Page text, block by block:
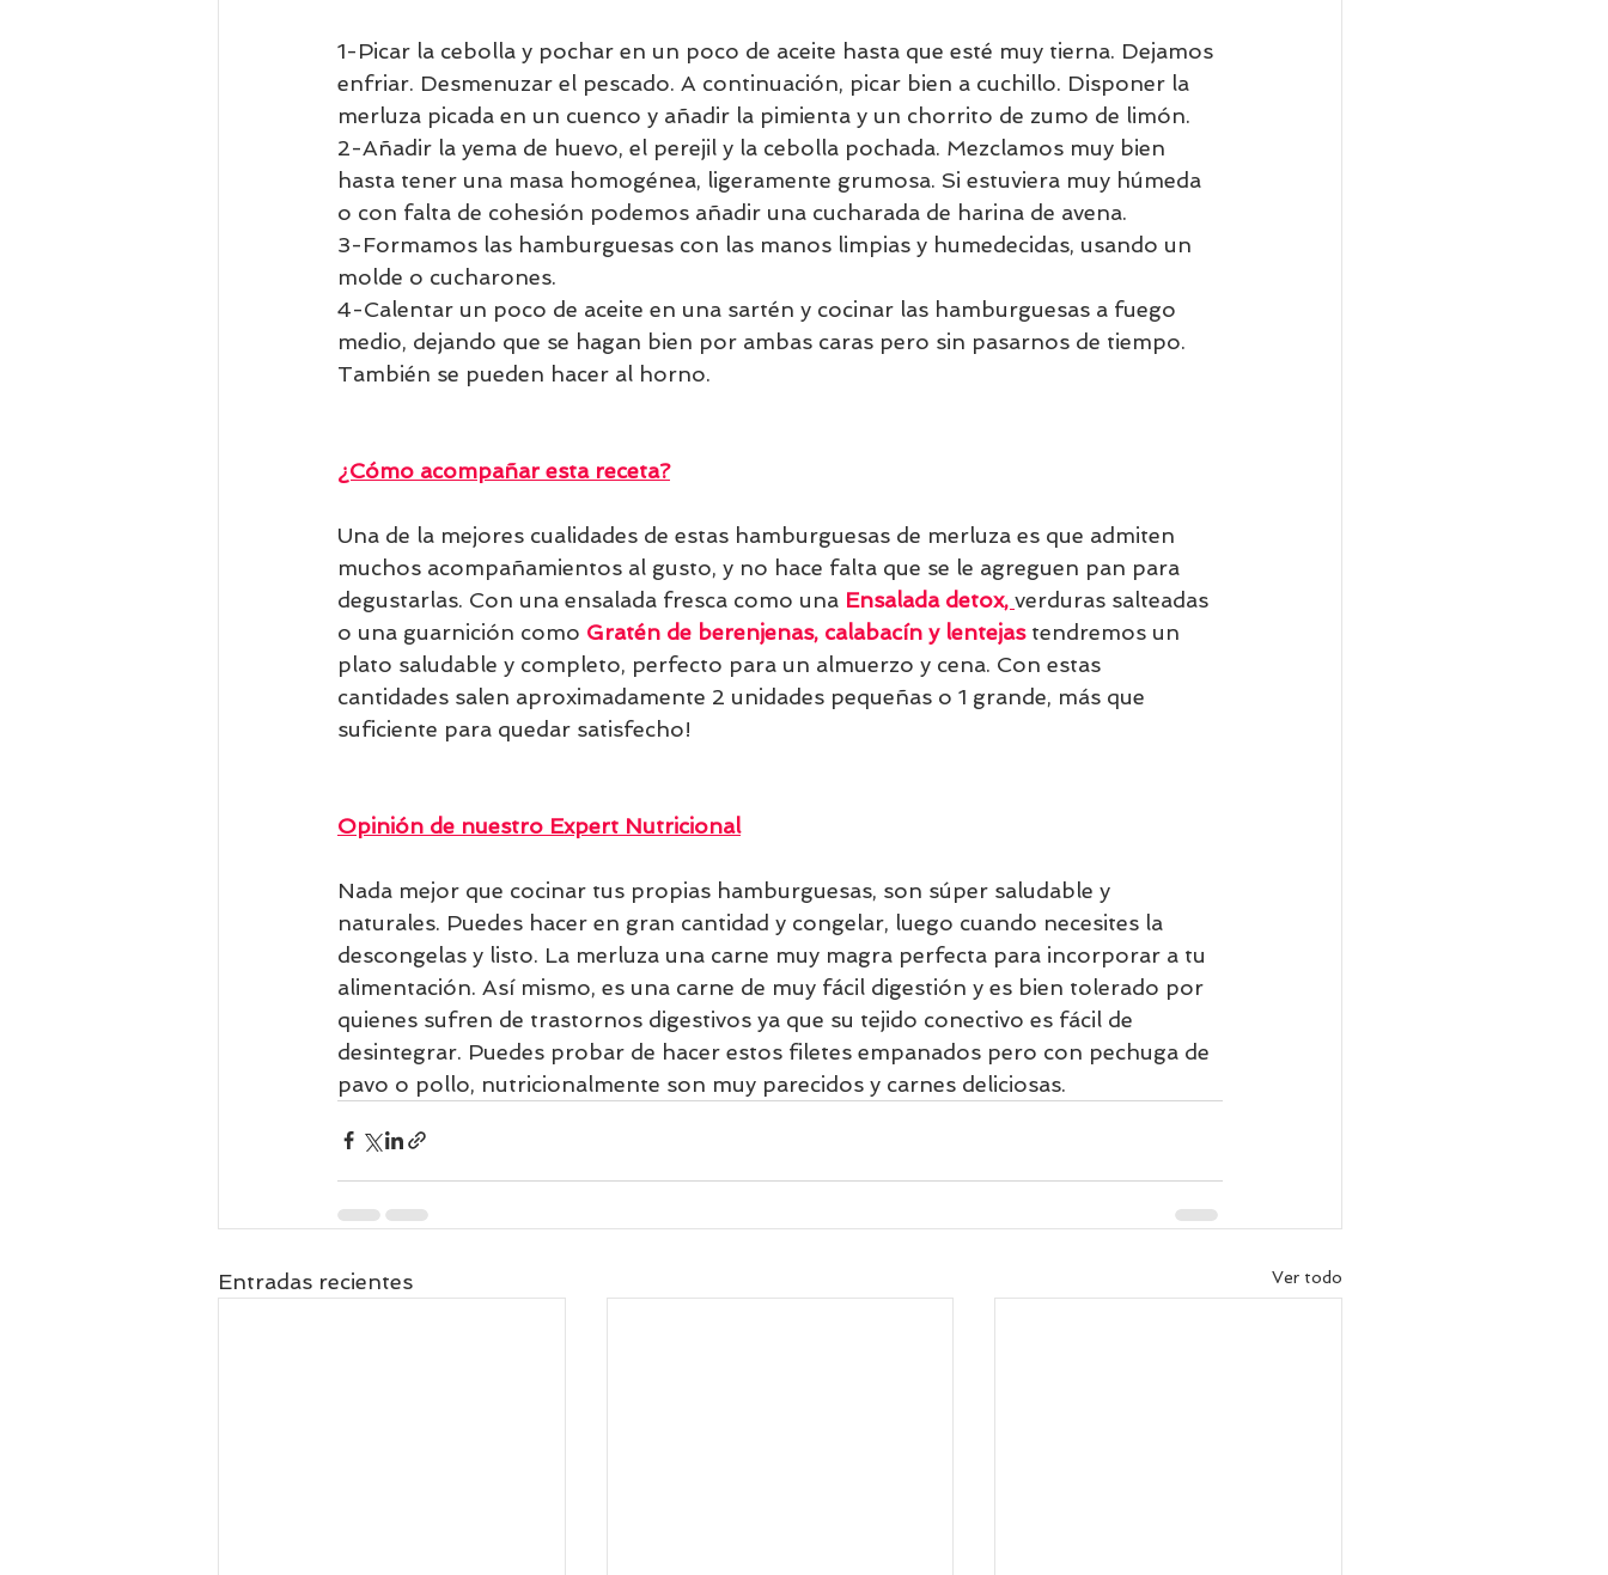
1-Picar la cebolla y pochar en un poco de aceite hasta que esté muy tierna. Dejamos
enfriar. Desmenuzar el pescado. A continuación, picar bien a cuchillo. Disponer la
merluza picada en un cuenco y añadir la pimienta y un chorrito de zumo de limón.
2-Añadir la yema de huevo, el perejil y la cebolla pochada. Mezclamos muy bien
hasta tener una masa homogénea, ligeramente grumosa. Si estuviera muy húmeda
o con falta de cohesión podemos añadir una cucharada de harina de avena.
3-Formamos las hamburguesas con las manos limpias y humedecidas, usando un
molde o cucharones.
4-Calentar un poco de aceite en una sartén y cocinar las hamburguesas a fuego
medio, dejando que se hagan bien por ambas caras pero sin pasarnos de tiempo.
También se pueden hacer al horno.
¿Cómo acompañar esta receta?
Una de la mejores cualidades de estas hamburguesas de merluza es que admiten
muchos acompañamientos al gusto, y no hace falta que se le agreguen pan para
degustarlas. Con una ensalada fresca como una Ensalada detox, verduras salteadas
o una guarnición como Gratén de berenjenas, calabacín y lentejas tendremos un
plato saludable y completo, perfecto para un almuerzo y cena. Con estas
cantidades salen aproximadamente 2 unidades pequeñas o 1 grande, más que
suficiente para quedar satisfecho!
Opinión de nuestro Expert Nutricional
Nada mejor que cocinar tus propias hamburguesas, son súper saludable y
naturales. Puedes hacer en gran cantidad y congelar, luego cuando necesites la
descongelas y listo. La merluza una carne muy magra perfecta para incorporar a tu
alimentación. Así mismo, es una carne de muy fácil digestión y es bien tolerado por
quienes sufren de trastornos digestivos ya que su tejido conectivo es fácil de
desintegrar. Puedes probar de hacer estos filetes empanados pero con pechuga de
pavo o pollo, nutricionalmente son muy parecidos y carnes deliciosas.
Entradas recientes Ver todo